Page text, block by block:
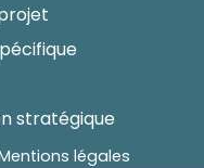
stratégique
légales